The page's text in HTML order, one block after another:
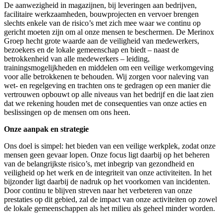
De aanwezigheid in magazijnen, bij leveringen aan bedrijven,
facilitaire werkzaamheden, bouwprojecten en vervoer brengen
slechts enkele van de risico’s met zich mee waar we continu op
gericht moeten zijn om al onze mensen te beschermen. De Merinox
Groep hecht grote waarde aan de veiligheid van medewerkers,
bezoekers en de lokale gemeenschap en biedt – naast de
betrokkenheid van alle medewerkers – leiding,
trainingsmogelijkheden en middelen om een veilige werkomgeving
voor alle betrokkenen te behouden. Wij zorgen voor naleving van
wet- en regelgeving en trachten ons te gedragen op een manier die
vertrouwen opbouwt op alle niveaus van het bedrijf en die laat zien
dat we rekening houden met de consequenties van onze acties en
beslissingen op de mensen om ons heen.
Onze aanpak en strategie
Ons doel is simpel: het bieden van een veilige werkplek, zodat onze
mensen geen gevaar lopen. Onze focus ligt daarbij op het beheren
van de belangrijkste risico’s, met inbegrip van gezondheid en
veiligheid op het werk en de integriteit van onze activiteiten. In het
bijzonder ligt daarbij de nadruk op het voorkomen van incidenten.
Door continu te blijven streven naar het verbeteren van onze
prestaties op dit gebied, zal de impact van onze activiteiten op zowel
de lokale gemeenschappen als het milieu als geheel minder worden.